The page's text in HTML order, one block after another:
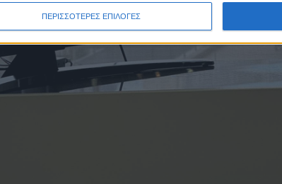
ΠΕΡΙΣΣΟΤΕΡΕΣ ΕΠΙΛΟΓΕΣ